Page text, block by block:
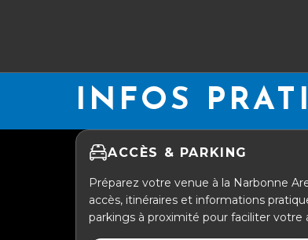
INFOS
ACCÈS & PARKING
Préparez votre venue à la Narbonne
accès, itinéraires et informations
parkings à proximité pour faciliter votre